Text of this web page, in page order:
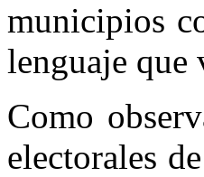
municipios
lenguaje que
Como
electorales